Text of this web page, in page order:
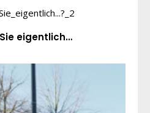
eigentlich…